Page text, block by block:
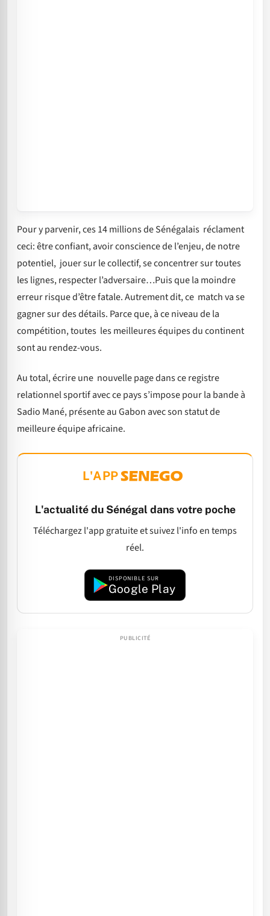
Pour y parvenir, ces 14 millions de Sénégalais réclament
ceci: être confiant, avoir conscience de l’enjeu, de notre
potentiel, jouer sur le collectif, se concentrer sur toutes
les lignes, respecter l’adversaire…Puis que la moindre
erreur risque d’être fatale. Autrement dit, ce match va se
gagner sur des détails. Parce que, à ce niveau de la
compétition, toutes les meilleures équipes du continent
sont au rendez-vous.
Au total, écrire une nouvelle page dans ce registre
relationnel sportif avec ce pays s’impose pour la bande à
Sadio Mané, présente au Gabon avec son statut de
meilleure équipe africaine.
L'APP
L'actualité du Sénégal dans votre poche
Téléchargez l'app gratuite et suivez l'info en temps
réel.
DISPONIBLE SUR
Google Play